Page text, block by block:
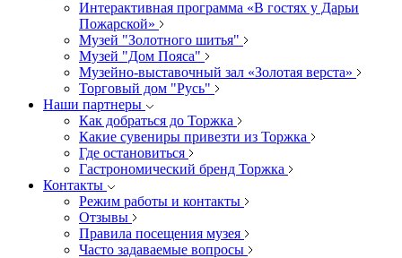
Интерактивная программа «В гостях у Дарьи
Пожарской»
Музей "Золотного шитья"
Музей "Дом Пояса"
Музейно-выставочный зал «Золотая верста»
Торговый дом "Русь"
Наши партнеры
Как добраться до Торжка
Какие сувениры привезти из Торжка
Где остановиться
Гастрономический бренд Торжка
Контакты
Режим работы и контакты
Отзывы
Правила посещения музея
Часто задаваемые вопросы